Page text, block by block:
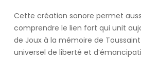
Cette création sonore permet
comprendre le lien fort qui unit
de Joux à la mémoire de
universel de liberté et